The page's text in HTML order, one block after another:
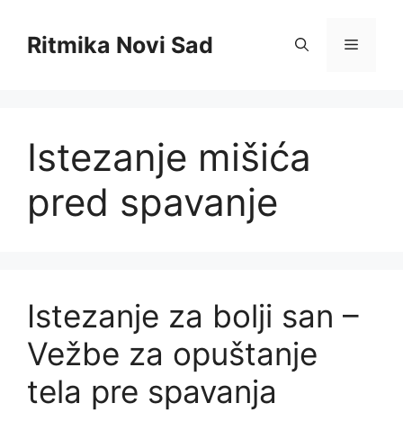
contentRitmika Novi Sad Menu
Istezanje mišića
pred spavanje
Istezanje za bolji san –
Vežbe za opuštanje
tela pre spavanja